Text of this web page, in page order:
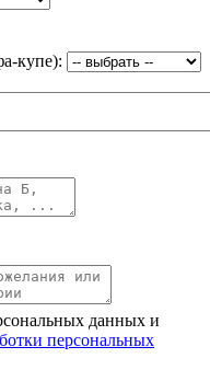
купе):
данных и
персональных